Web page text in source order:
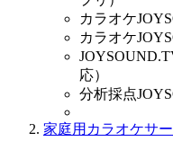
カラオケ
カラオケ
応）
分析採点
家庭用カラオケサ